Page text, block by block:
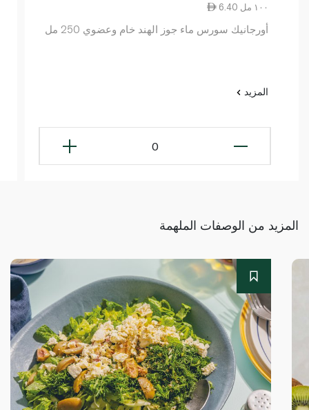
6.40 ١٠٠ مل
أورجانيك سورس ماء جوز الهند خام وعضوي 250 مل
المزيد
0
المزيد من الوصفات الملهمة